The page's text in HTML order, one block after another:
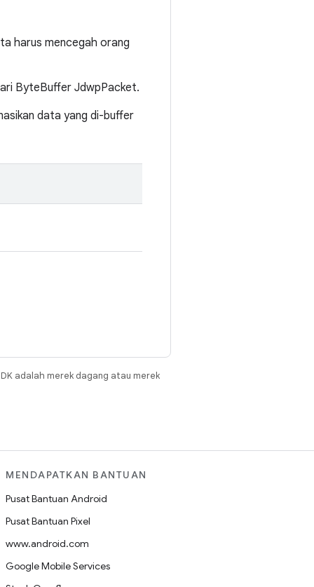
harus mencegah orang
ByteBuffer JdwpPacket.
data yang di-buffer
adalah merek dagang atau merek
MENDAPATKAN BANTUAN
Pusat Bantuan Android
Pusat Bantuan Pixel
www.android.com
Google Mobile Services